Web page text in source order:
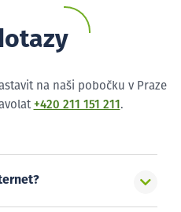
na naši pobočku v Praze
+420 211 151 211 .